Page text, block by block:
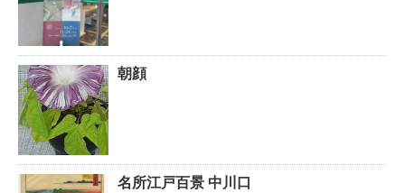
朝顔
名所江戸百景 中川口